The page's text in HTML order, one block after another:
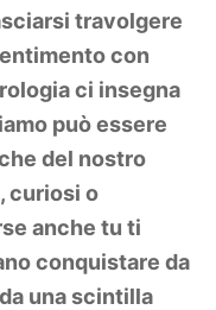
travolgere
con
ci insegna
può essere
del nostro
curiosi o
anche tu ti
conquistare da
una scintilla